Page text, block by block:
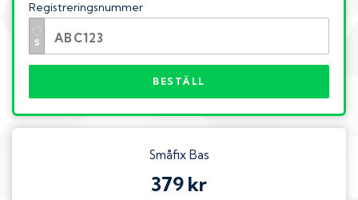
Registreringsnummer
BESTÄLL
Småfix Bas
379 kr